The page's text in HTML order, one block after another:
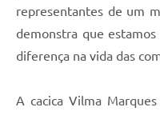
representantes de um
demonstra que
diferença na vida das
A cacica Vilma